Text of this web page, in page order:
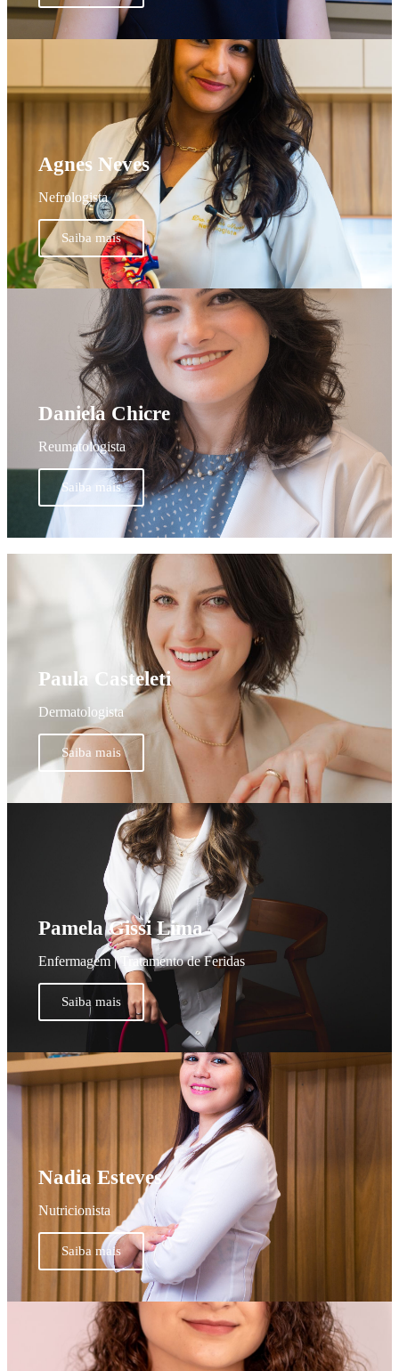
Agnes Neves
Nefrologista
Saiba mais
Daniela Chicre
Reumatologista
Saiba mais
Paula Casteleti
Dermatologista
Saiba mais
Pamela Gissi Lima
Enfermagem | Tratamento de Feridas
Saiba mais
Nadia Esteves
Nutricionista
Saiba mais